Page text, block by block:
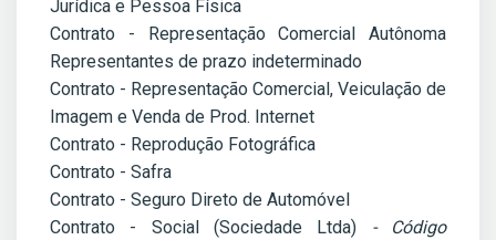
Jurídica e Pessoa Física
Contrato - Representação Comercial Autônoma
Representantes de prazo indeterminado
Contrato - Representação Comercial, Veiculação de
Imagem e Venda de Prod. Internet
Contrato - Reprodução Fotográfica
Contrato - Safra
Contrato - Seguro Direto de Automóvel
Contrato - Social (Sociedade Ltda)
- Código